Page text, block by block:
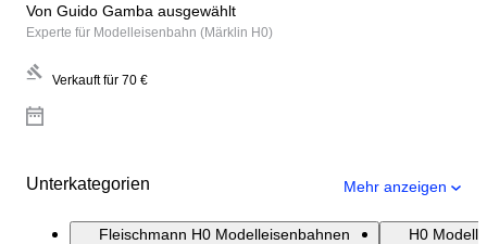
Von Guido Gamba ausgewählt
Experte für Modelleisenbahn (Märklin H0)
Verkauft für 70 €
Unterkategorien Mehr anzeigen
Fleischmann H0 Modelleisenbahnen H0